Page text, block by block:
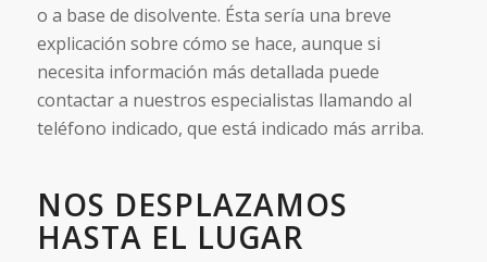
o a base de disolvente. Ésta sería una breve
explicación sobre cómo se hace, aunque si
necesita información más detallada puede
contactar a nuestros especialistas llamando al
teléfono indicado, que está indicado más arriba.
NOS DESPLAZAMOS
HASTA EL LUGAR